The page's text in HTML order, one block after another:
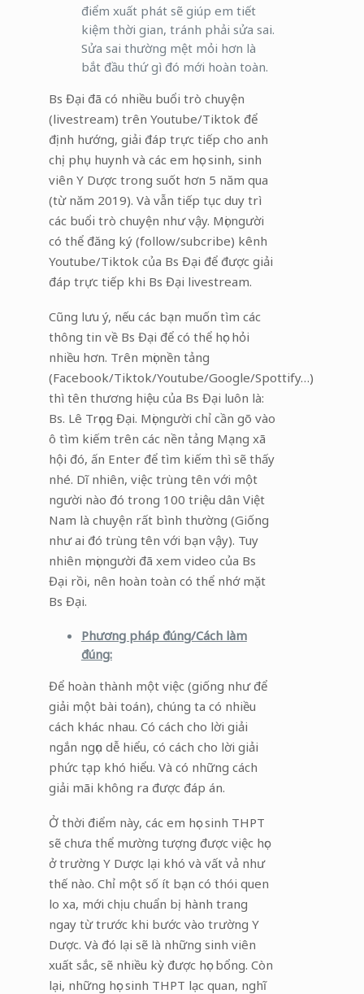
điểm xuất phát sẽ giúp em tiết
kiệm thời gian, tránh phải sửa sai.
Sửa sai thường mệt mỏi hơn là
bắt đầu thứ gì đó mới hoàn toàn.
Bs Đại đã có nhiều buổi trò chuyện
(livestream) trên Youtube/Tiktok để
định hướng, giải đáp trực tiếp cho anh
chị phụ huynh và các em học sinh, sinh
viên Y Dược trong suốt hơn 5 năm qua
(từ năm 2019). Và vẫn tiếp tục duy trì
các buổi trò chuyện như vậy. Mọi người
có thể đăng ký (follow/subcribe) kênh
Youtube/Tiktok của Bs Đại để được giải
đáp trực tiếp khi Bs Đại livestream.
Cũng lưu ý, nếu các bạn muốn tìm các
thông tin về Bs Đại để có thể học hỏi
nhiều hơn. Trên mọi nền tảng
(Facebook/Tiktok/Youtube/Google/Spottify…)
thì tên thương hiệu của Bs Đại luôn là:
Bs. Lê Trọng Đại. Mọi người chỉ cần gõ vào
ô tìm kiếm trên các nền tảng Mạng xã
hội đó, ấn Enter để tìm kiếm thì sẽ thấy
nhé. Dĩ nhiên, việc trùng tên với một
người nào đó trong 100 triệu dân Việt
Nam là chuyện rất bình thường (Giống
như ai đó trùng tên với bạn vậy). Tuy
nhiên mọi người đã xem video của Bs
Đại rồi, nên hoàn toàn có thể nhớ mặt
Bs Đại.
Phương pháp đúng/Cách làm
đúng:
Để hoàn thành một việc (giống như để
giải một bài toán), chúng ta có nhiều
cách khác nhau. Có cách cho lời giải
ngắn ngọn dễ hiểu, có cách cho lời giải
phức tạp khó hiểu. Và có những cách
giải mãi không ra được đáp án.
Ở thời điểm này, các em học sinh THPT
sẽ chưa thể mường tượng được việc học
ở trường Y Dược lại khó và vất vả như
thế nào. Chỉ một số ít bạn có thói quen
lo xa, mới chịu chuẩn bị hành trang
ngay từ trước khi bước vào trường Y
Dược. Và đó lại sẽ là những sinh viên
xuất sắc, sẽ nhiều kỳ được học bổng. Còn
lại, những học sinh THPT lạc quan, nghĩ